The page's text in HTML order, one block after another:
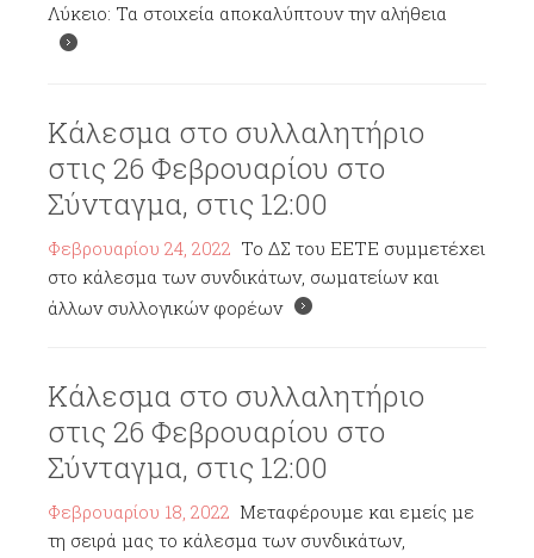
Λύκειο: Τα στοιχεία αποκαλύπτουν την αλήθεια
Κάλεσμα στο συλλαλητήριο
στις 26 Φεβρουαρίου στο
Σύνταγμα, στις 12:00
Φεβρουαρίου 24, 2022 Το ΔΣ του ΕΕΤΕ συμμετέχει
στο κάλεσμα των συνδικάτων, σωματείων και
άλλων συλλογικών φορέων
Κάλεσμα στο συλλαλητήριο
στις 26 Φεβρουαρίου στο
Σύνταγμα, στις 12:00
Φεβρουαρίου 18, 2022 Μεταφέρουμε και εμείς με
τη σειρά μας το κάλεσμα των συνδικάτων,